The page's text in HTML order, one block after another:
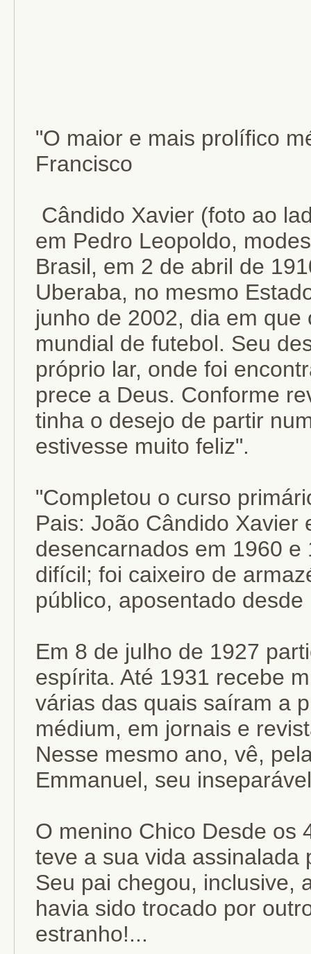
"O maior e mais prolífico
Francisco
Cândido Xavier (foto ao
em Pedro Leopoldo,
Brasil, em 2 de abril de
Uberaba, no mesmo
junho de 2002, dia em
mundial de futebol. Seu
próprio lar, onde foi
prece a Deus. Conforme
tinha o desejo de partir
estivesse muito feliz".
"Completou o curso
Pais: João Cândido Xavier
desencarnados em 1960
difícil; foi caixeiro de
público, aposentado desde
Em 8 de julho de 1927
espírita. Até 1931 recebe
várias das quais saíram a
médium, em jornais e
Nesse mesmo ano, vê,
Emmanuel, seu
O menino Chico Desde os
teve a sua vida assinalada
Seu pai chegou, inclusive,
havia sido trocado por
estranho!...